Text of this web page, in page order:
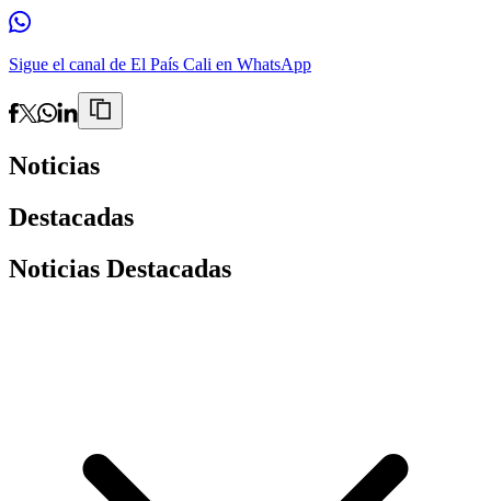
Sigue el canal de El País Cali en WhatsApp
Noticias
Destacadas
Noticias Destacadas